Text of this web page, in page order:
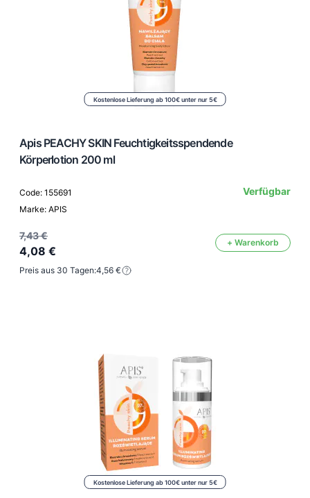
Kostenlose Lieferung ab 100€ unter nur 5€
Apis PEACHY SKIN Feuchtigkeitsspendende
Körperlotion 200 ml
Code: 155691
Marke: APIS
Verfügbar
7,43 €
4,08 €
+ Warenkorb
Preis aus 30 Tagen:4,56 €
Kostenlose Lieferung ab 100€ unter nur 5€